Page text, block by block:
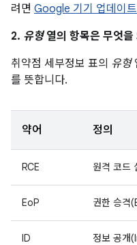
려면 Google 기기 업데이
2. 유형열의 항목은 무엇을
취약점 세부정보 표의 유형
를 뜻합니다.
약어 정의
RCE 원격 코
EoP 권한 승
ID 정보 공